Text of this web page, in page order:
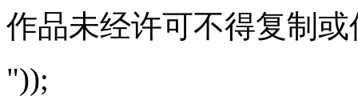
作品未经许可不得复制或
"));